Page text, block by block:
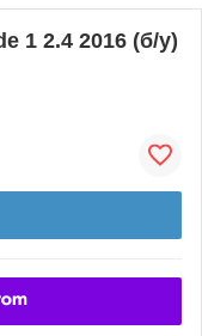
1 2.4 2016 (б/у)